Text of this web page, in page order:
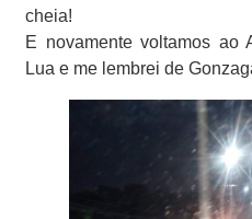
cheia!
E novamente voltamos ao
Lua e me lembrei de